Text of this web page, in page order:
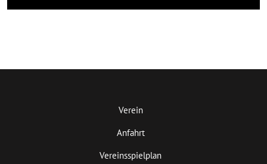
Verein
Anfahrt
Vereinsspielplan